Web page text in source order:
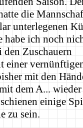
die
unterlegenen
habe ich noch
Zuschauern
einer
mit den
dem A...
einige
zu sein.